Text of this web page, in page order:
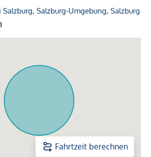
Salzburg, Salzburg-Umgebung, Salzburg
Fahrtzeit berechnen